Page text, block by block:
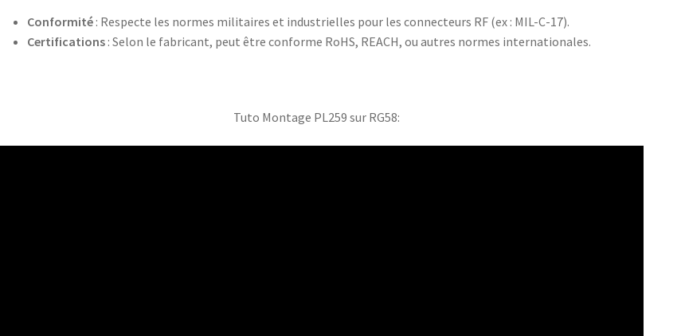
Conformité : Respecte les normes militaires et industrielles pour les connecteurs RF (ex : MIL-C-17).
Certifications : Selon le fabricant, peut être conforme RoHS, REACH, ou autres normes internationales.
Tuto Montage PL259 sur RG58: